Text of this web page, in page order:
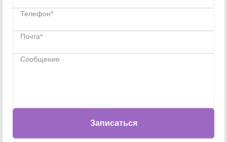
Телефон*
Почта*
Сообщение
Записаться